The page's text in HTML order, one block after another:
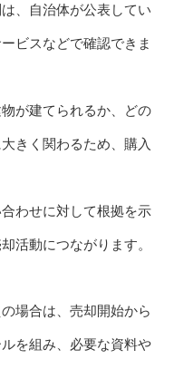
、自治体が公表してい
ビスなどで確認できま
が建てられるか、どの
きく関わるため、購入
わせに対して根拠を示
活動につながります。
場合は、売却開始から
を組み、必要な資料や